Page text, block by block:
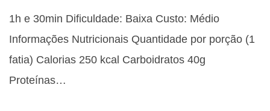
1h e 30min Dificuldade: Baixa Custo: Médio
Informações Nutricionais Quantidade por porção (1
fatia) Calorias 250 kcal Carboidratos 40g
Proteínas…